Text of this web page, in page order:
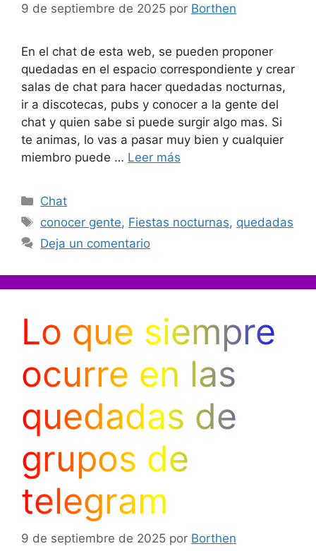
9 de septiembre de 2025 por Borthen
En el chat de esta web, se pueden proponer
quedadas en el espacio correspondiente y crear
salas de chat para hacer quedadas nocturnas,
ir a discotecas, pubs y conocer a la gente del
chat y quien sabe si puede surgir algo mas. Si
te animas, lo vas a pasar muy bien y cualquier
miembro puede … Leer más
Categorías
Chat
Etiquetas
conocer gente, Fiestas nocturnas, quedadas
Deja un comentario
Lo que siempre
ocurre en las
quedadas de
grupos de
telegram
9 de septiembre de 2025 por Borthen